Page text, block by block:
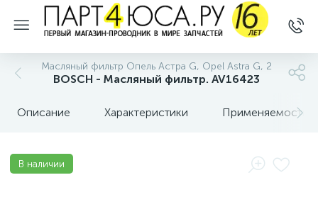
Масляный фильтр Опель Астра G, Opel Astra G, 2
BOSCH - Масляный фильтр. AV16423
Описание Характеристики Применяемость
В наличии